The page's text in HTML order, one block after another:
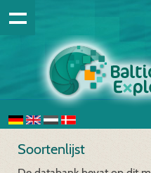
Soortenlijst